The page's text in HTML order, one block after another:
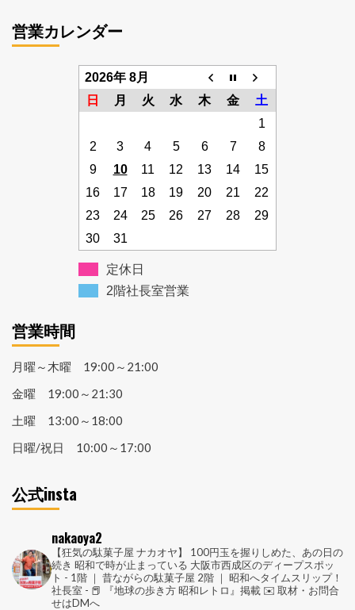
営業カレンダー
2026年 8月
日
月 火 水 木 金
土
1
2
3 4 5 6 7
8
9
10 11 12 13 14
15
16
17 18 19 20 21
22
23
24 25 26 27 28
29
30
31
定休日
2階社長室営業
営業時間
月曜～木曜 19:00～21:00
金曜 19:00～21:30
土曜 13:00～18:00
日曜/祝日 10:00～17:00
公式insta
nakaoya2
【狂気の駄菓子屋 ナカオヤ】
100円玉を握りしめた、あの日の
続き 昭和で時が止まっている 大阪市西成区のディープスポッ
ト - 1階 ｜ 昔ながらの駄菓子屋 2階 ｜ 昭和へタイムスリップ！
社長室 - 📕 『地球の歩き方 昭和レトロ』掲載 ✉️ 取材・お問合
せはDMへ